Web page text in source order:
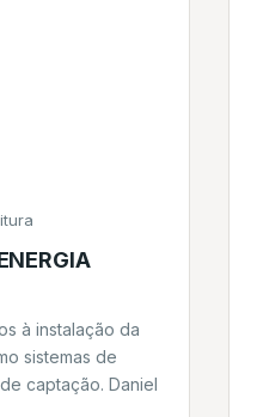
à instalação da
sistemas de
captação. Daniel